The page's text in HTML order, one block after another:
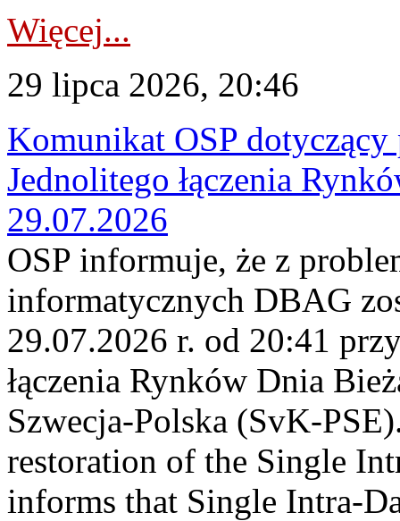
Więcej...
29 lipca 2026, 20:46
Komunikat OSP
Jednolitego łączenia
29.07.2026
OSP informuje, że z
informatycznych DBAG
29.07.2026 r. od 20:41
łączenia Rynków Dnia
Szwecja-Polska (SvK-
restoration of the Single
informs that Single Intra-